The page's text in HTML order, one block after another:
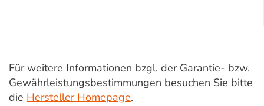
Für weitere Informationen bzgl. der Garantie- bzw.
Gewährleistungsbestimmungen besuchen Sie bitte
die Hersteller Homepage.